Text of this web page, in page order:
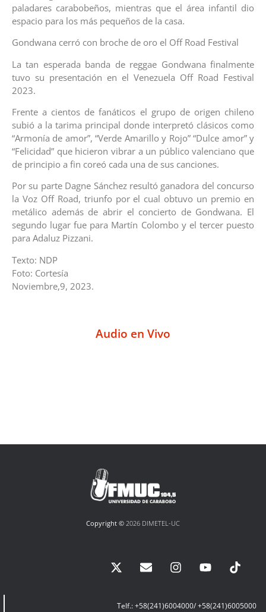
paladares carabobeños, mientras que el área infantil dio
espacio para los más pequeños de la casa.
Gondwana cerró con broche de oro el Off Road Festival
La tan esperada banda de reggae Gondwana finalmente
tuvo su presentación en el Venezuela Off Road Festival
2023.
Frente a cientos de fanáticos el grupo de origen chileno
subió a la tarima principal donde interpretó clásicos como
“Armonía de amor”, “Verde Amarillo y Rojo” “Dulce amor” y
“Felicidad” que hicieron vibrar a un público valenciano que
de principio a fin coreó cada una de sus canciones.
Por su parte Dagne Sánchez resultó ganadora del concurso
la Voz Off Road, triunfo por el cual obtuvo un premio en
metálico además de abrir el concierto de Gondwana. El
segundo lugar fue para Martín Colombo y el tercer puesto
para Adaluz Pizzani.
Texto: NDP
Foto: Cortesía
Noviembre,9, 2023.
Audio en Vivo
Copyright © 2026 DIMETEL-UC
Telf.: +58(241)6004000/ +58(241)6005000